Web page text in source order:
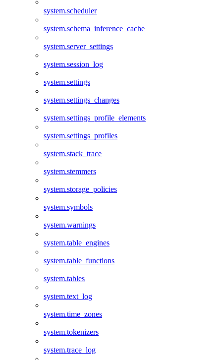
system.scheduler
system.schema_inference_cache
system.server_settings
system.session_log
system.settings
system.settings_changes
system.settings_profile_elements
system.settings_profiles
system.stack_trace
system.stemmers
system.storage_policies
system.symbols
system.warnings
system.table_engines
system.table_functions
system.tables
system.text_log
system.time_zones
system.tokenizers
system.trace_log